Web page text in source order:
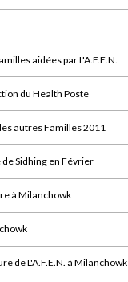
aidées par L'A.F.E.N.
du Health Poste
autres Familles 2011
Sidhing en Février
à Milanchowk
de L'A.F.E.N. à Milanchowk